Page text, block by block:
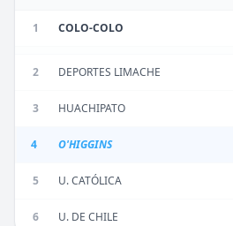
1 COLO-COLO
2 DEPORTES LIMACHE
3 HUACHIPATO
4 O'HIGGINS
5 U. CATÓLICA
6 U. DE CHILE